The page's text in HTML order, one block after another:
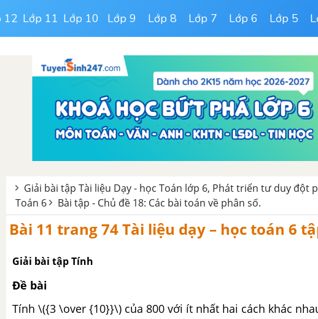
12 Lớp 11 Lớp 10 Lớp 9 Lớp 8 Lớp 7 Lớp 6 Lớp 5
Giải bài tập Tài liệu Dạy - học Toán lớp 6, Phát triển tư duy đột
Toán 6
Bài tập - Chủ đề 18: Các bài toán về phân số.
Bài 11 trang 74 Tài liệu dạy – học toán 6
Giải bài tập Tính
Đề bài
Tính \({3 \over {10}}\) của 800 với ít nhất hai cách khác